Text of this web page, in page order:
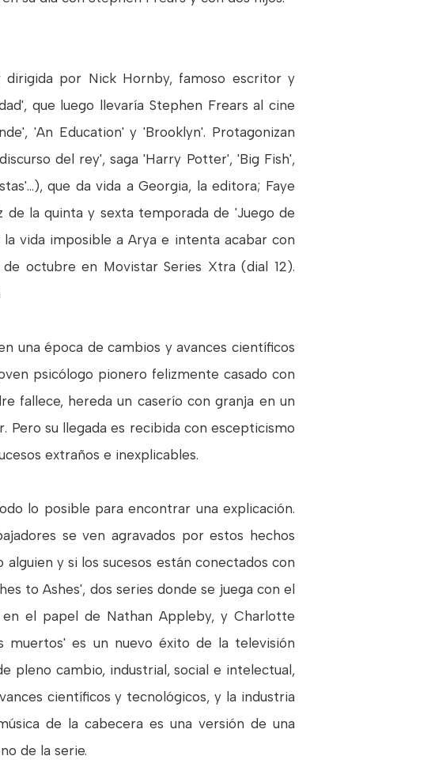
por Nick Hornby, famoso escritor y
que luego llevaría Stephen Frears al cine
'An Education' y 'Brooklyn'. Protagonizan
del rey', saga 'Harry Potter', 'Big Fish',
que da vida a Georgia, la editora; Faye
de la quinta y sexta temporada de 'Juego de
vida imposible a Arya e intenta acabar con
octubre en Movistar Series Xtra (dial 12).
una época de cambios y avances científicos
psicólogo pionero felizmente casado con
fallece, hereda un caserío con granja en un
Pero su llegada es recibida con escepticismo
extraños e inexplicables.
lo posible para encontrar una explicación.
se ven agravados por estos hechos
y si los sucesos están conectados con
to Ashes', dos series donde se juega con el
el papel de Nathan Appleby, y Charlotte
es un nuevo éxito de la televisión
pleno cambio, industrial, social e intelectual,
científicos y tecnológicos, y la industria
de la cabecera es una versión de una
de la serie.